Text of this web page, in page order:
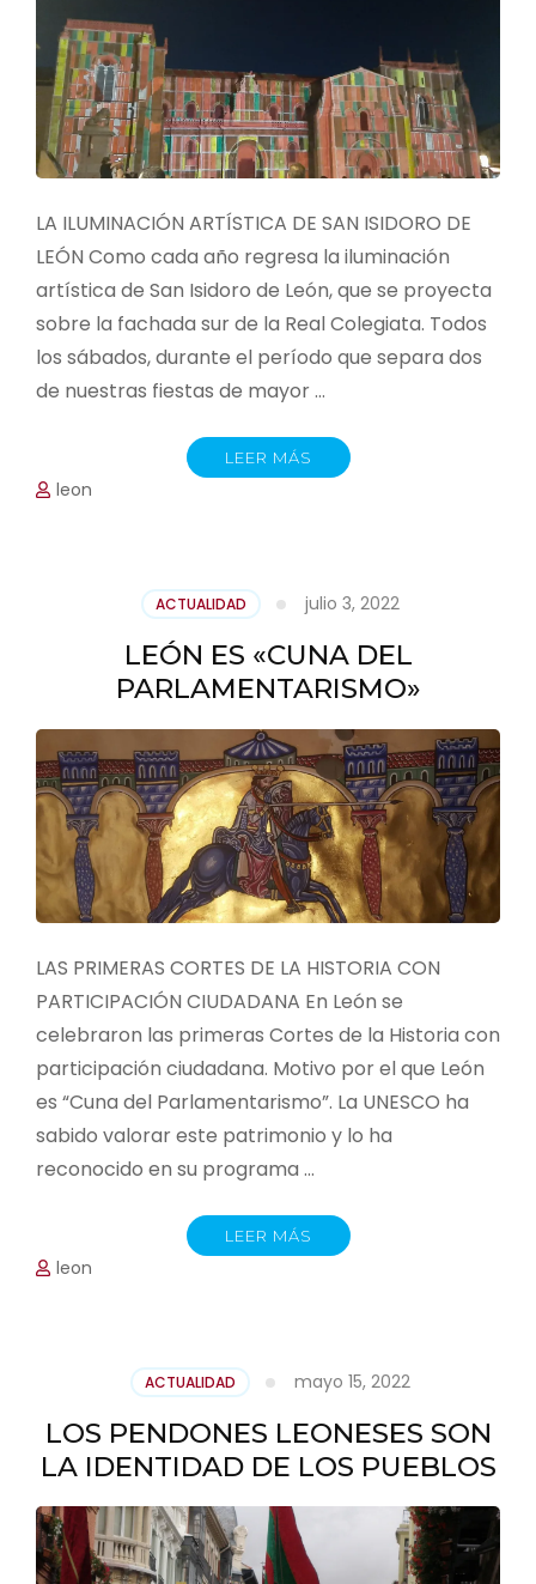
LA ILUMINACIÓN ARTÍSTICA DE SAN ISIDORO DE
LEÓN Como cada año regresa la iluminación
artística de San Isidoro de León, que se proyecta
sobre la fachada sur de la Real Colegiata. Todos
los sábados, durante el período que separa dos
de nuestras fiestas de mayor …
LEER MÁS
leon
ACTUALIDAD julio 3, 2022
LEÓN ES «CUNA DEL
PARLAMENTARISMO»
LAS PRIMERAS CORTES DE LA HISTORIA CON
PARTICIPACIÓN CIUDADANA En León se
celebraron las primeras Cortes de la Historia con
participación ciudadana. Motivo por el que León
es “Cuna del Parlamentarismo”. La UNESCO ha
sabido valorar este patrimonio y lo ha
reconocido en su programa …
LEER MÁS
leon
ACTUALIDAD mayo 15, 2022
LOS PENDONES LEONESES SON
LA IDENTIDAD DE LOS PUEBLOS